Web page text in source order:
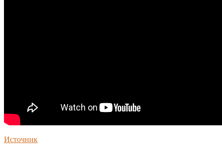
Источник